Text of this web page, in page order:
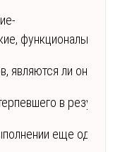
функциональные
являются ли они
в
еще одной